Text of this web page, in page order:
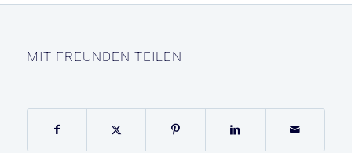
MIT FREUNDEN TEILEN